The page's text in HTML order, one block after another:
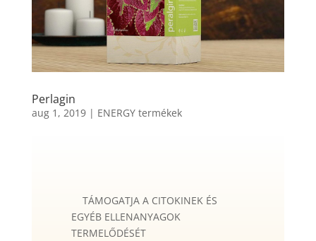
Perlagin
aug 1, 2019| ENERGY termékek
TÁMOGATJA A CITOKINEK ÉS
EGYÉB ELLENANYAGOK
TERMELŐDÉSÉT